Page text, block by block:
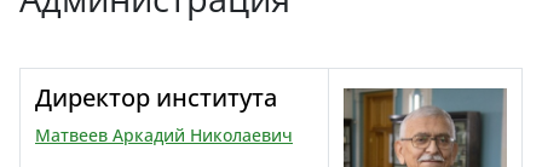
Директор института
Матвеев Аркадий Николаевич